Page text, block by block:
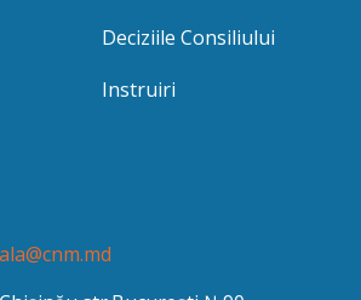
Deciziile Consiliului
Instruiri